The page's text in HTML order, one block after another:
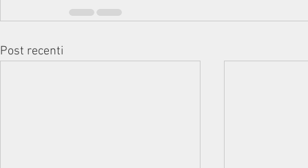
Post recenti